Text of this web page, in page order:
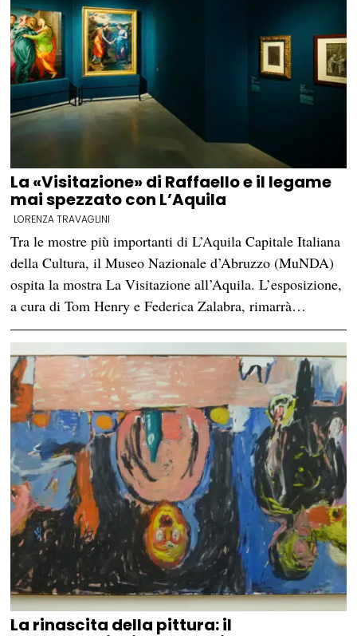
La «Visitazione» di Raffaello e il legame
mai spezzato con L’Aquila
LORENZA TRAVAGLINI
Tra le mostre più importanti di L’Aquila Capitale Italiana
della Cultura, il Museo Nazionale d’Abruzzo (MuNDA)
ospita la mostra La Visitazione all’Aquila. L’esposizione,
a cura di Tom Henry e Federica Zalabra, rimarrà…
La rinascita della pittura: il